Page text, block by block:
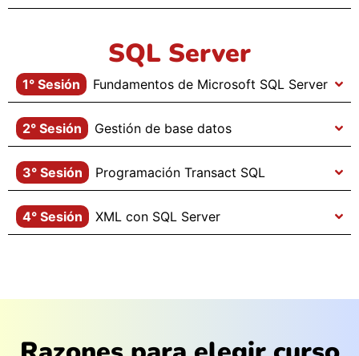
SQL Server
1° Sesión Fundamentos de Microsoft SQL Server
2° Sesión Gestión de base datos
3° Sesión Programación Transact SQL
4° Sesión XML con SQL Server